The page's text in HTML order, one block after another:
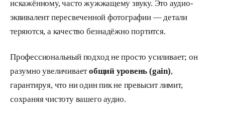
искажённому, часто жужжащему звуку. Это аудио-
эквивалент пересвеченной фотографии — детали
теряются, а качество безнадёжно портится.
Профессиональный подход не просто усиливает; он
разумно увеличиваетобщий уровень (gain),
гарантируя, что ни один пик не превысит лимит,
сохраняя чистоту вашего аудио.